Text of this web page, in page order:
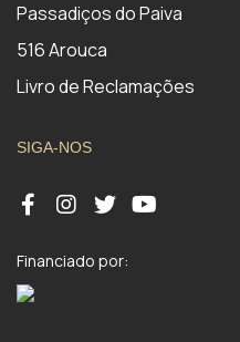
Passadiços do Paiva
516 Arouca
Livro de Reclamações
SIGA-NOS
Financiado por: